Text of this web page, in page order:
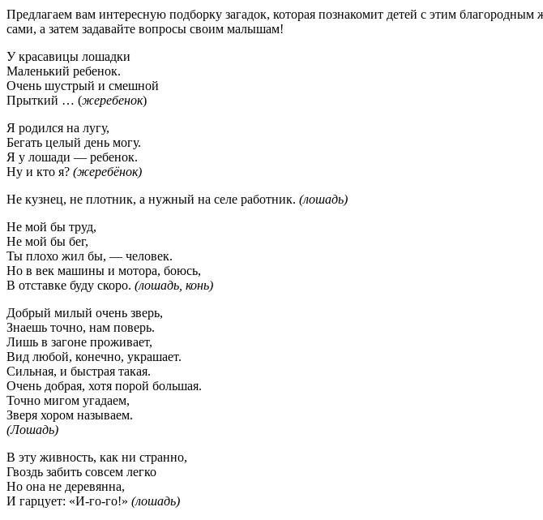
Предлагаем вам интересную подборку загадок, которая познакомит детей с этим
сами, а затем задавайте вопросы своим малышам!
У красавицы лошадки
Маленький ребенок.
Очень шустрый и смешной
Прыткий … (жеребенок)
Я родился на лугу,
Бегать целый день могу.
Я у лошади — ребенок.
Ну и кто я? (жеребёнок)
Не кузнец, не плотник, а нужный на селе работник. (лошадь)
Не мой бы труд,
Не мой бы бег,
Ты плохо жил бы, — человек.
Но в век машины и мотора, боюсь,
В отставке буду скоро. (лошадь, конь)
Добрый милый очень зверь,
Знаешь точно, нам поверь.
Лишь в загоне проживает,
Вид любой, конечно, украшает.
Сильная, и быстрая такая.
Очень добрая, хотя порой большая.
Точно мигом угадаем,
Зверя хором называем.
(Лошадь)
В эту живность, как ни странно,
Гвоздь забить совсем легко
Но она не деревянна,
И гарцует: «И-го-го!» (лошадь)